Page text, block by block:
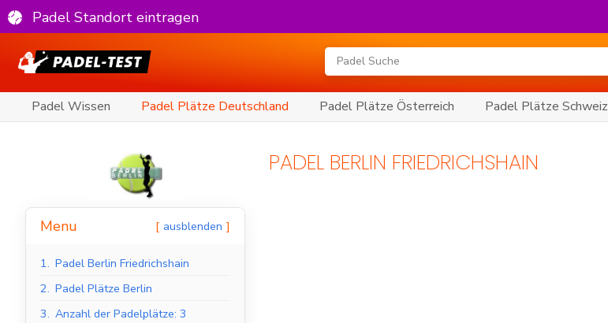
Padel Standort eintragen
Padel Wissen Padel Plätze Deutschland Padel Plätze Österreich Padel Plätze Schweiz
Menu ausblenden
1. Padel Berlin Friedrichshain
2. Padel Plätze Berlin
3. Anzahl der Padelplätze: 3
PADEL BERLIN FRIEDRICHSHAIN